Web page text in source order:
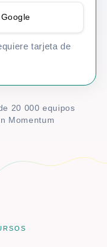
tarjeta de
20 000 equipos
Momentum